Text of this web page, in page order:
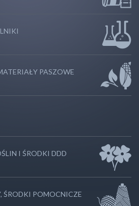
PASZOWE
I ŚRODKI DDD
ŚRODKI POMOCNICZE